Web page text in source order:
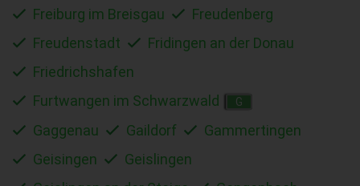
Freiburg im Breisgau
Freudenberg
Freudenstadt
Fridingen an der Donau
Friedrichshafen
Furtwangen im Schwarzwald
G
Gaggenau Gaildorf
Gammertingen
Geisingen
Geislingen